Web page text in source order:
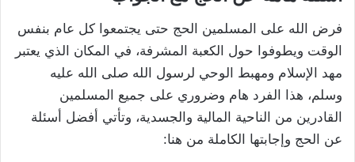
فرض الله على المسلمين الحج حتى يجتمعوا كل عام بنفس
الوقت ويطوفوا حول الكعبة المشرفة، في المكان الذي يعتبر
مهد الإسلام ومهبط الوحي لرسول الله صلى الله عليه
وسلم، هذا الفرد هام وضروري على جميع المسلمين
القادرين من الناحية المالية والجسدية، وتأتي أفضل أسئلة
عن الحج وإجابتها الكاملة من هنا: